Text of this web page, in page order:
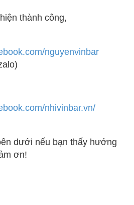
thành công,
nguyenvinbar
nhivinbar.vn/
dưới nếu bạn thấy hướng
ơn!